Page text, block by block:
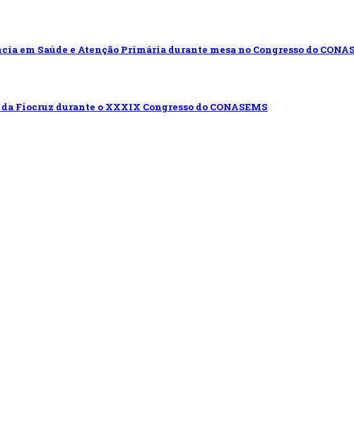
em Saúde e Atenção Primária durante mesa no Congresso do
Fiocruz durante o XXXIX Congresso do CONASEMS